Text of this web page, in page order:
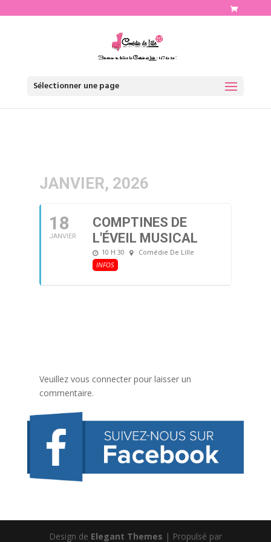
Sélectionner une page
JANVIER, 2026
18
JANVIER
COMPTINES DE
L'ÉVEIL MUSICAL
10 H 30
Comédie De Lille
INFOS
Veuillez vous connecter pour laisser un
commentaire.
Design de Elegant Themes | Propulsé par